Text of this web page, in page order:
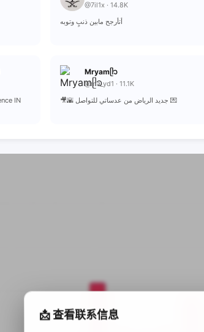
@7il1x · 14.8K
أتأرجح مابين ذنبٍ وتوبه
Mryamᥫ᭡
@ma_yd1 · 11.1K
🎥🌇 جديد الرياض من عدساتي للتواصل 💌
📩 查看联系信息